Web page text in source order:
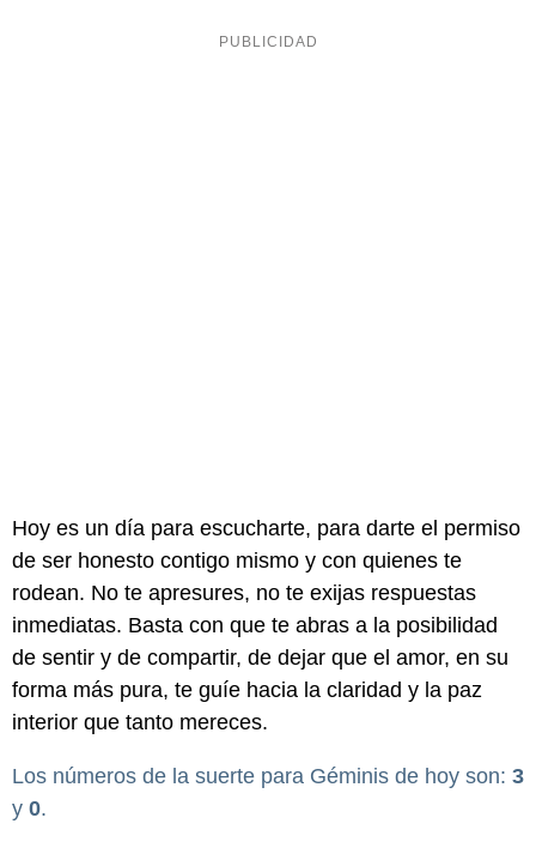
Hoy es un día para escucharte, para darte el permiso
de ser honesto contigo mismo y con quienes te
rodean. No te apresures, no te exijas respuestas
inmediatas. Basta con que te abras a la posibilidad
de sentir y de compartir, de dejar que el amor, en su
forma más pura, te guíe hacia la claridad y la paz
interior que tanto mereces.
Los números de la suerte para Géminis de hoy son: 3
y 0.